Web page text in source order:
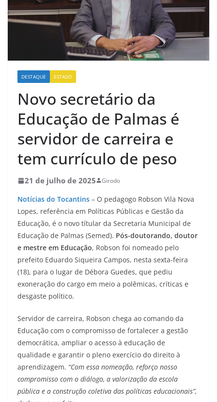
DESTAQUE ESTADO
Novo secretário da
Educação de Palmas é
servidor de carreira e
tem currículo de peso
21 de julho de 2025 Girodo
Notícias do Tocantins – O pedagogo Robson Vila Nova
Lopes, referência em Políticas Públicas e Gestão da
Educação, é o novo títular da Secretaria Municipal de
Educação de Palmas (Semed). Pós-doutorando, doutor
e mestre em Educação, Robson foi nomeado pelo
prefeito Eduardo Siqueira Campos, nesta sexta-feira
(18), para o lugar de Débora Guedes, que pediu
exoneração do cargo em meio a polêmicas, críticas e
desgaste político.
Servidor de carreira, Robson chega ao comando da
Educação com o compromisso de fortalecer a gestão
democrática, ampliar o acesso à educação de
qualidade e garantir o pleno exercício do direito à
aprendizagem. “Com essa nomeação, reforço nosso
compromisso com o diálogo, a valorização da escola
pública e a construção coletiva das políticas educacionais”,